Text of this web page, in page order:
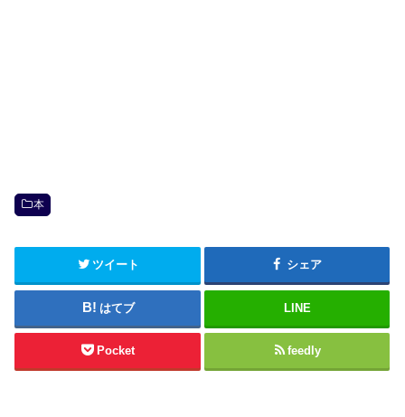
本
ツイート シェア
はてブ LINE
Pocket feedly